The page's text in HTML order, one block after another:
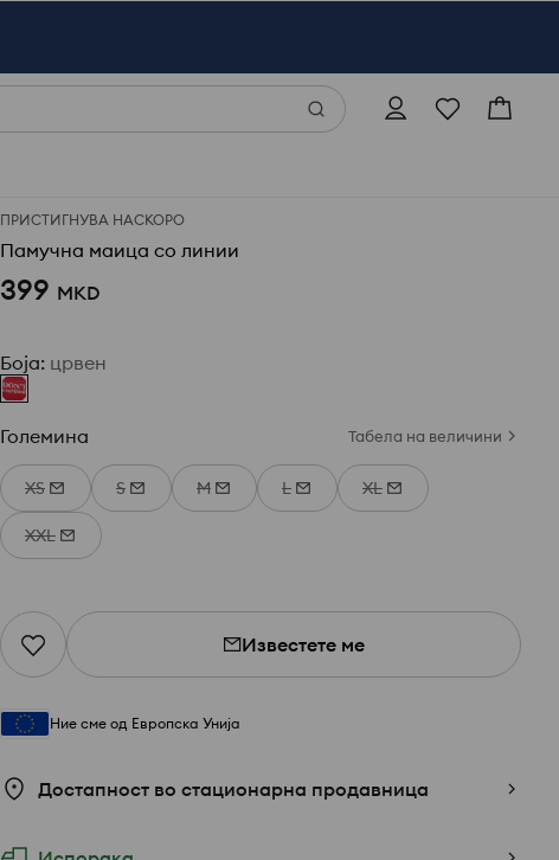
ПРИСТИГНУВА НАСКОРО
Памучна маица со линии
399 MKD
Боја: црвен
Големина Табела на величини
XS S M L XL
XXL
Известете ме
Ние сме од Европска Унија
Достапност во стационарна продавница